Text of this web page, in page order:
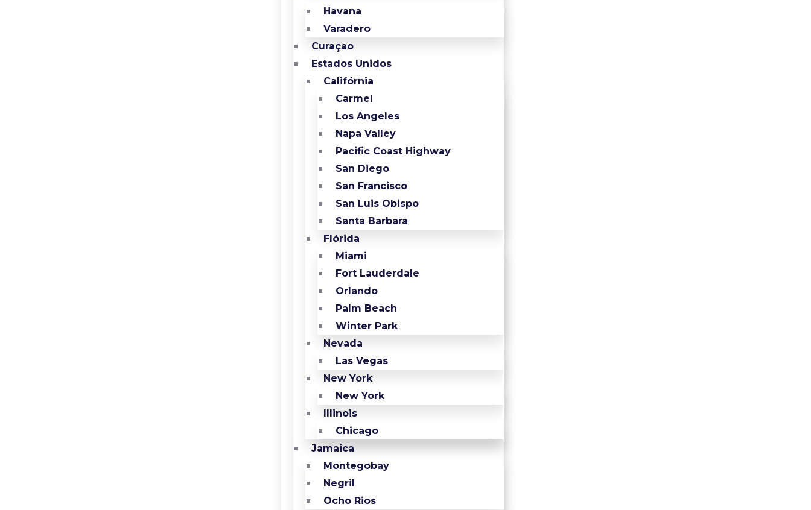
Havana
Varadero
Curaçao
Estados Unidos
Califórnia
Carmel
Los Angeles
Napa Valley
Pacific Coast Highway
San Diego
San Francisco
San Luis Obispo
Santa Barbara
Flórida
Miami
Fort Lauderdale
Orlando
Palm Beach
Winter Park
Nevada
Las Vegas
New York
New York
Illinois
Chicago
Jamaica
Montegobay
Negril
Ocho Rios